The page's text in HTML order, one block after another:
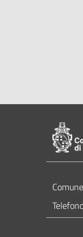
Pié
Contatti